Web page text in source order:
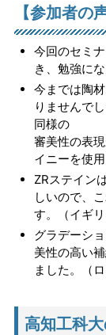
【参加者の声
今回のセミ
き、勉強に
今までは陶
りませんで
同様の
審美性の表
イニーを使
ZRステイン
しいので、
す。（イギリ
グラデーシ
美性の高い
ました。（ロ
高知工科